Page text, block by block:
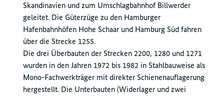
Skandinavien und zum Umschlagbahnhof Billwerder
geleitet. Die Güterzüge zu den Hamburger
Hafenbahnhöfen Hohe Schaar und Hamburg Süd fahren
über die Strecke 1255.
Die drei Überbauten der Strecken 2200, 1280 und 1271
wurden in den Jahren 1972 bis 1982 in Stahlbauweise als
Mono-Fachwerkträger mit direkter Schienenauflagerung
hergestellt. Die Unterbauten (Widerlager und zwei